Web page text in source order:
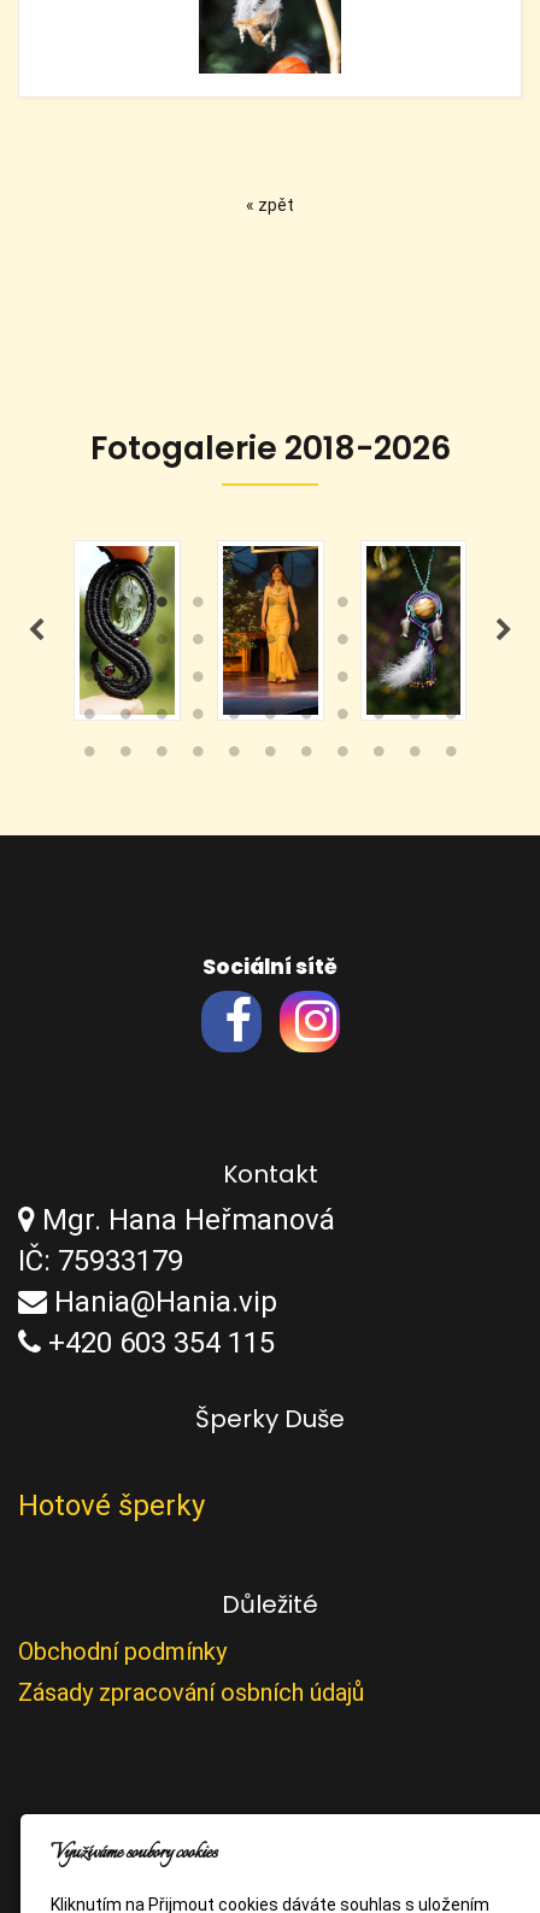
« zpět
Fotogalerie 2018-2026
Sociální sítě
Kontakt
Mgr. Hana Heřmanová
IČ: 75933179
Hania@Hania.vip
+420 603 354 115
Šperky Duše
Hotové šperky
Důležité
Obchodní podmínky
Zásady zpracování osbních údajů
Využíváme soubory cookies
Kliknutím na Přijmout cookies dáváte souhlas s uložením